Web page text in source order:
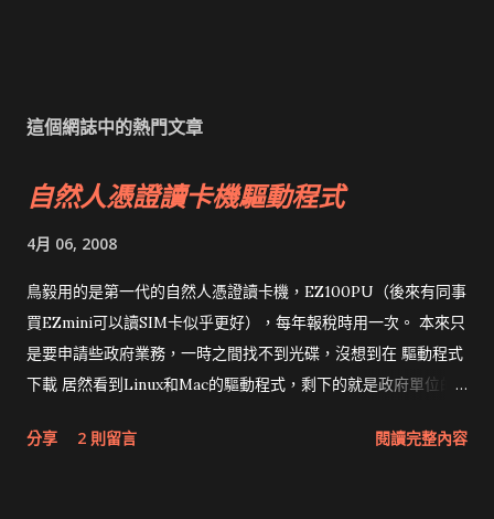
這個網誌中的熱門文章
自然人憑證讀卡機驅動程式
4月 06, 2008
鳥毅用的是第一代的自然人憑證讀卡機，EZ100PU（後來有同事
買EZmini可以讀SIM卡似乎更好），每年報稅時用一次。 本來只
是要申請些政府業務，一時之間找不到光碟，沒想到在 驅動程式
下載 居然看到Linux和Mac的驅動程式，剩下的就是政府單位的
分享 2 則留言 閱讀完整內容